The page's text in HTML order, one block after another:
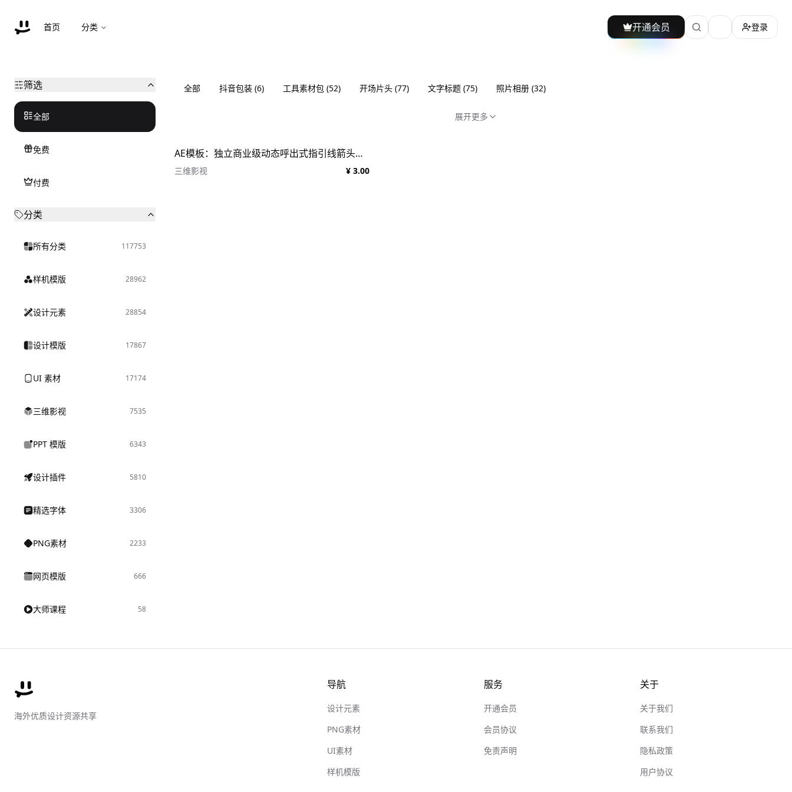
首页 分类 开通会员 加载主题切换
登录
筛选
全部
免费
付费
分类
所有分类 117753
样机模版 28962
设计元素 28854
设计模版 17867
UI 素材 17174
三维影视 7535
PPT 模版 6343
设计插件 5810
精选字体 3306
PNG素材 2233
网页模版 666
大师课程 58
全部 抖音包装 (6) 工具素材包 (52) 开场片头 (77) 文字标题 (75) 照片相册 (32)
展开更多
AE模板：独立商业级动态呼出式指引线箭头标注图表文字标题排版
三维影视 ¥ 3.00
海外优质设计资源共享
导航
设计元素
PNG素材
UI素材
样机模版
服务
开通会员
会员协议
免责声明
关于
关于我们
联系我们
隐私政策
用户协议